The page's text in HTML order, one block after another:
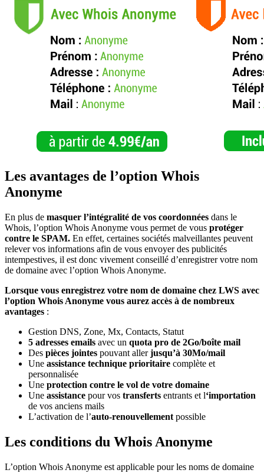
Les avantages de l’option Whois
Anonyme
En plus de masquer l’intégralité de vos coordonnées dans le
Whois, l’option Whois Anonyme vous permet de vous protéger
contre le SPAM. En effet, certaines sociétés malveillantes peuvent
relever vos informations afin de vous envoyer des publicités
intempestives, il est donc vivement conseillé d’enregistrer votre nom
de domaine avec l’option Whois Anonyme.
Lorsque vous enregistrez votre nom de domaine chez LWS avec
l’option Whois Anonyme vous aurez accès à de nombreux
avantages :
Gestion DNS, Zone, Mx, Contacts, Statut
5 adresses emails avec un quota pro de 2Go/boîte mail
Des pièces jointes pouvant allerjusqu’à 30Mo/mail
Une assistance technique prioritaire complète et
personnalisée
Une protection contre le vol de votre domaine
Une assistance pour vos transferts entrants et l‘importation
de vos anciens mails
L’activation de l’auto-renouvellement possible
Les conditions du Whois Anonyme
L’option Whois Anonyme est applicable pour les noms de domaine